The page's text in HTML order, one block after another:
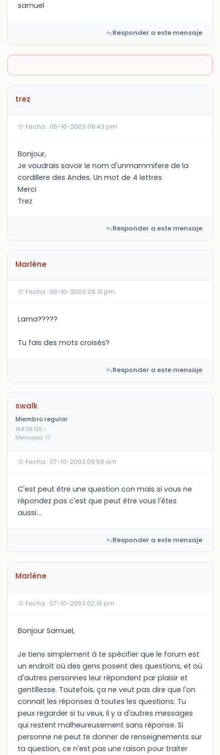
samuel
Responder a este mensaje
trez
Fecha : 06-10-2003 08:43 pm
Bonjour,
Je voudrais savoir le nom d'unmammifere de la
cordillere des Andes. Un mot de 4 lettres
Merci
Trez
Responder a este mensaje
Marlène
Fecha : 06-10-2003 09:31 pm
Lama?????
Tu fais des mots croisés?
Responder a este mensaje
swalk
Miembro regular
194.119.125.-
Mensajes: 17
Fecha : 07-10-2003 09:59 am
C'est peut être une question con mais si vous ne
répondez pas c'est que peut être vous l'êtes
aussi....
Responder a este mensaje
Marlène
Fecha : 07-10-2003 02:16 pm
Bonjour Samuel,
Je tiens simplement à te spécifier que le forum est
un endroit où des gens posent des questions, et où
d'autres personnes leur répondent par plaisir et
gentillesse. Toutefois, ça ne veut pas dire que l'on
connait les réponses à toutes les questions. Tu
peux regarder si tu veux, il y a d'autres messages
qui restent malheureusement sans réponse. Si
personne ne peut te donner de renseignements sur
ta question, ce n'est pas une raison pour traiter